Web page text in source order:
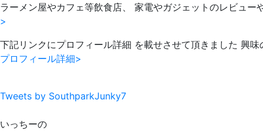
ラーメン屋やカフェ等飲食店、 家電やガジェットのレビュ
>
下記リンクにプロフィール詳細 を載せさせて頂きました 興
プロフィール詳細>
Tweets by SouthparkJunky7
いっちーの